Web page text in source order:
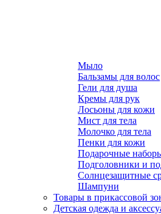
Мыло
Бальзамы для волос
Гели для душа
Кремы для рук
Лосьоны для кожи
Мист для тела
Молочко для тела
Пенки для кожи
Подарочные
Подголовники и
Солнцезащитные
Шампуни
Товары в прикассовой
Детская одежда и